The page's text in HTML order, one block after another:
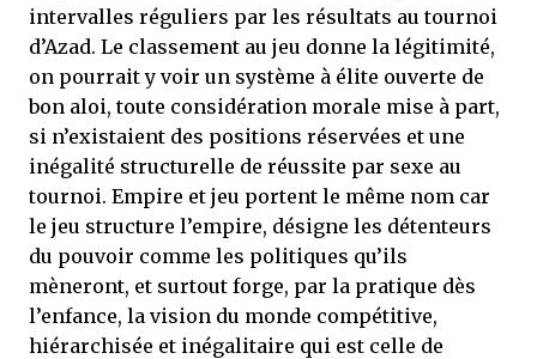
intervalles réguliers par les résultats au tournoi
d’Azad. Le classement au jeu donne la légitimité,
on pourrait y voir un système à élite ouverte de
bon aloi, toute considération morale mise à part,
si n’existaient des positions réservées et une
inégalité structurelle de réussite par sexe au
tournoi. Empire et jeu portent le même nom car
le jeu structure l’empire, désigne les détenteurs
du pouvoir comme les politiques qu’ils
mèneront, et surtout forge, par la pratique dès
l’enfance, la vision du monde compétitive,
hiérarchisée et inégalitaire qui est celle de